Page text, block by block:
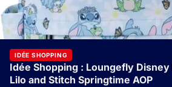
IDÉE SHOPPING
Idée Shopping : Loungefly
Lilo and Stitch Springtime AOP